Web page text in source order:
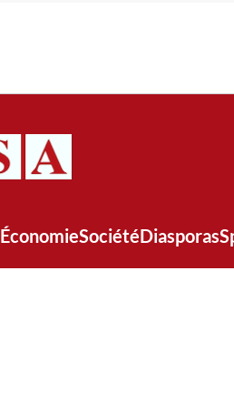
ÉconomieSociétéDiasporas